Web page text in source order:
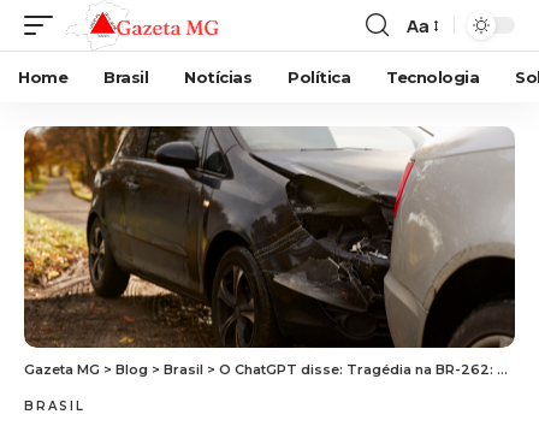
Aa
Home Brasil Notícias Política Tecnologia
Gazeta MG > Blog > Brasil > O ChatGPT disse: Tragédia na BR-262: Colisão em Juatuba Deixa Criança e Adultos Gravemente Feridos
BRASIL